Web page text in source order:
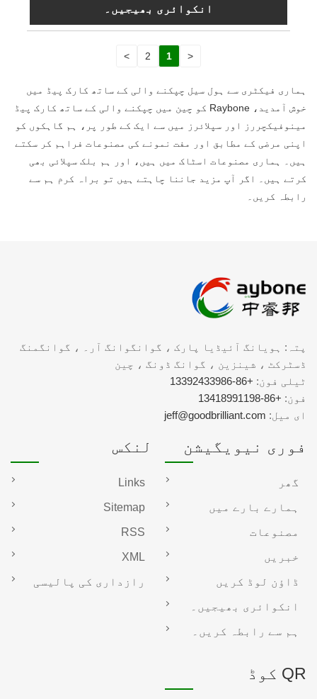
انکوائری بھیجیں۔
<
1
2
>
ہماری فیکٹری سے ہول سیل چپکنے والی کے ساتھ کارک پیڈ میں
خوش آمدید، Raybone کو چین میں چپکنے والی کے ساتھ کارک پیڈ
مینوفیکچررز اور سپلائرز میں سے ایک کے طور پر، ہم گاہکوں کو
اپنی مرضی کے مطابق اور مفت نمونے کی مصنوعات فراہم کر سکتے
ہیں۔ ہماری مصنوعات اسٹاک میں ہیں، اور ہم بلک سپلائی بھی
کرتے ہیں۔ اگر آپ مزید جاننا چاہتے ہیں تو براہ کرم ہم سے
رابطہ کریں۔
پتہ: ہویانگ آئیڈیا پارک ، گوانگوانگ آر۔ ، گوانگمنگ
ڈسٹرکٹ ، شینزین ، گوانگ ڈونگ ، چین
ٹیلی فون: +86-13392433986
فون: +86-13418991198
ای میل: jeff@goodbrilliant.com
فوری نیویگیشن
گھر
ہمارے بارے میں
مصنوعات
خبریں
ڈاؤن لوڈ کریں
انکوائری بھیجیں۔
ہم سے رابطہ کریں۔
لنکس
Links
Sitemap
RSS
XML
رازداری کی پالیسی
QR کوڈ